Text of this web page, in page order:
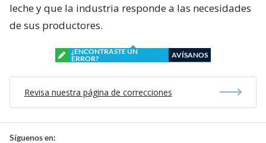
leche y que la industria responde a las necesidades
de sus productores.
¿ENCONTRASTE UN
ERROR?
AVÍSANOS
Revisa nuestra página de correcciones
Síguenos en: